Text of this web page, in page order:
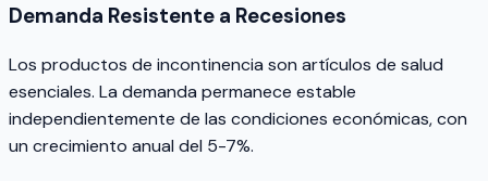
Demanda Resistente a Recesiones
Los productos de incontinencia son artículos de salud
esenciales. La demanda permanece estable
independientemente de las condiciones económicas, con
un crecimiento anual del 5-7%.